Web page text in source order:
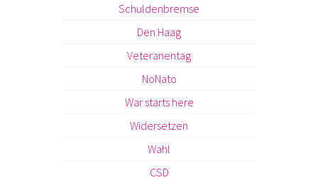
Schuldenbremse
Den Haag
Veteranentag
NoNato
War starts here
Widersetzen
Wahl
CSD